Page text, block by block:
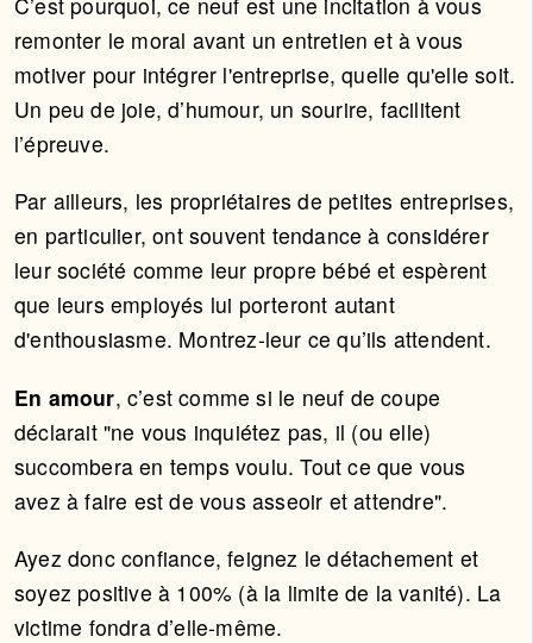
remonter le moral avant un entretien et à vous
motiver pour intégrer l'entreprise, quelle qu'elle soit.
Un peu de joie, d’humour, un sourire, facilitent
l’épreuve.
Par ailleurs, les propriétaires de petites entreprises,
en particulier, ont souvent tendance à considérer
leur société comme leur propre bébé et espèrent
que leurs employés lui porteront autant
d'enthousiasme. Montrez-leur ce qu’ils attendent.
En amour, c’est comme si le neuf de coupe
déclarait "ne vous inquiétez pas, il (ou elle)
succombera en temps voulu. Tout ce que vous
avez à faire est de vous asseoir et attendre".
Ayez donc confiance, feignez le détachement et
soyez positive à 100% (à la limite de la vanité). La
victime fondra d’elle-même.